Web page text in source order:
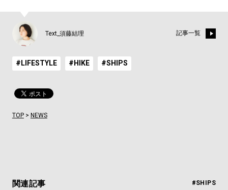
Text_須藤結理 記事一覧
#LIFESTYLE #HIKE #SHIPS
TOP> NEWS
関連記事 #SHIPS